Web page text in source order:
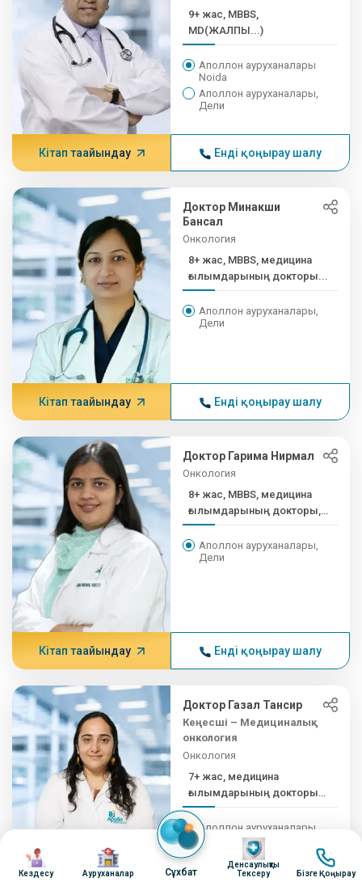
9+ жас, MBBS,
MD(ЖАЛПЫ...)
Аполлон ауруханалары
Noida
Аполлон ауруханалары,
Дели
Кітап тағайындау Енді қоңырау шалу
Доктор Минакши
Бансал
Онкология
8+ жас, MBBS, медицина
ғылымдарының докторы...
Аполлон ауруханалары,
Дели
Кітап тағайындау Енді қоңырау шалу
Доктор Гарима Нирмал
Онкология
8+ жас, MBBS, медицина
ғылымдарының докторы,
медицина ғылымдарының
докторы
Аполлон ауруханалары,
Дели
Кітап тағайындау Енді қоңырау шалу
Доктор Газал Тансир
Кеңесші – Медициналық
онкология
Онкология
7+ жас, медицина
ғылымдарының докторы
(медициналық...
Аполлон ауруханалары,
Дели
Аполлон Афина әйелдер
онкологиялық орталығы,
бейне
Кездесу
бейне
Ауруханалар Сұхбат
бейне
Денсаулықты
Тексеру
бейне
Бізге Қоңырау